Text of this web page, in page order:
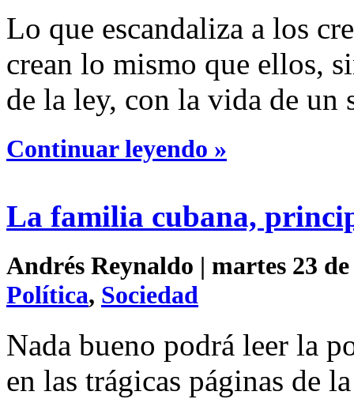
Lo que escandaliza a los
crean lo mismo que ellos,
de la ley, con la vida de un
Continuar leyendo »
La familia cubana,
Andrés Reynaldo | martes 23
Política, Sociedad
Nada bueno podrá leer la
en las trágicas páginas de